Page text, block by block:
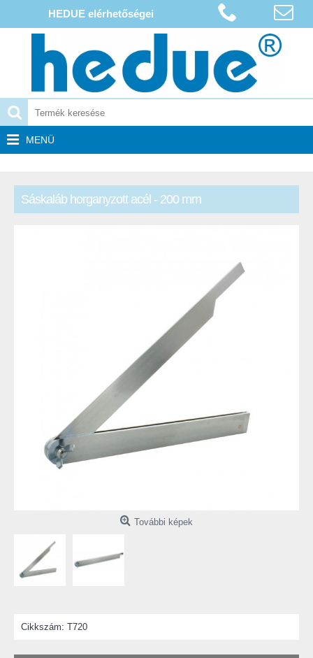
HEDUE elérhetőségei
MENÜ
Sáskaláb horganyzott acél - 200 mm
További képek
Cikkszám: T720